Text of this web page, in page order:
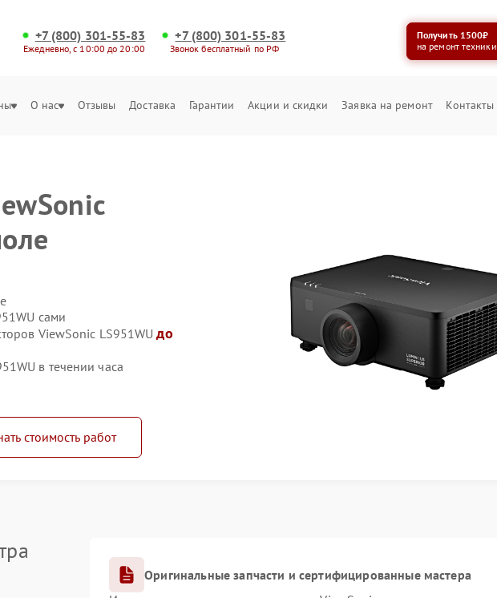
+7 (800) 301-55-83
Ежедневно, с 10:00 до 20:00
+7 (800) 301-55-83
Звонок бесплатный по РФ
Получить 1500₽
на ремонт техники
О нас Отзывы Доставка Гарантии Акции и скидки Заявка на ремонт Контакты
сами
ViewSonic LS951WUдо
в течении часа
стоимость работ
Оригинальные запчасти и сертифицированные мастера